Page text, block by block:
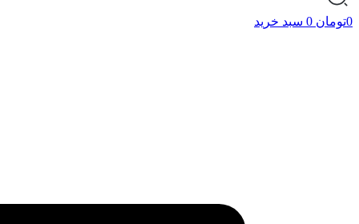
0تومان 0 سبد خرید